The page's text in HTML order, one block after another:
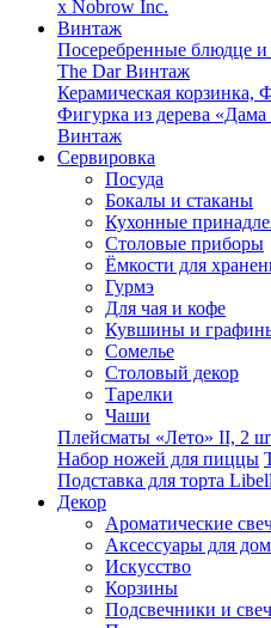
х Nobrow Inc.
Винтаж
Посеребренные блюдце и
The Dar Винтаж
Керамическая корзинка,
Фигурка из дерева
Винтаж
Сервировка
Посуда
Бокалы и стаканы
Кухонные
Столовые приборы
Ëмкости для
Гурмэ
Для чая и кофе
Кувшины и
Сомелье
Столовый декор
Тарелки
Чаши
Плейсматы «Лето» II, 2
Набор ножей для пиццы
Подставка для торта
Декор
Ароматические
Аксессуары для
Искусство
Корзины
Подсвечники и